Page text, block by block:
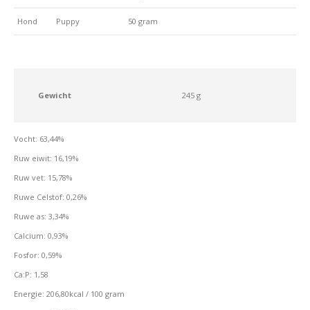
Hond Puppy 50 gram
Gewicht 245 g
Vocht: 63,44%
Ruw eiwit: 16,19%
Ruw vet: 15,78%
Ruwe Celstof: 0,26%
Ruwe as: 3,34%
Calcium: 0,93%
Fosfor: 0,59%
Ca:P: 1,58
Energie: 206,80kcal / 100 gram